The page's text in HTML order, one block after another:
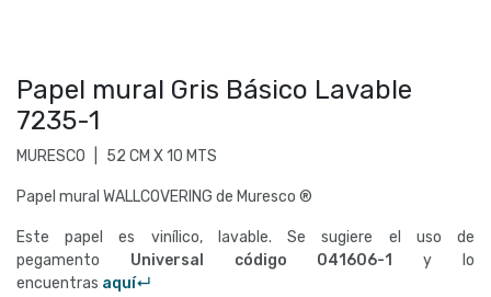
Papel mural Gris Básico Lavable
7235-1
MURESCO 52 CM X 10 MTS
Papel mural WALLCOVERING de Muresco ®
Este papel es vinílico, lavable. Se sugiere el uso de
pegamento Universal código 041606-1
y lo
encuentras aquí↵